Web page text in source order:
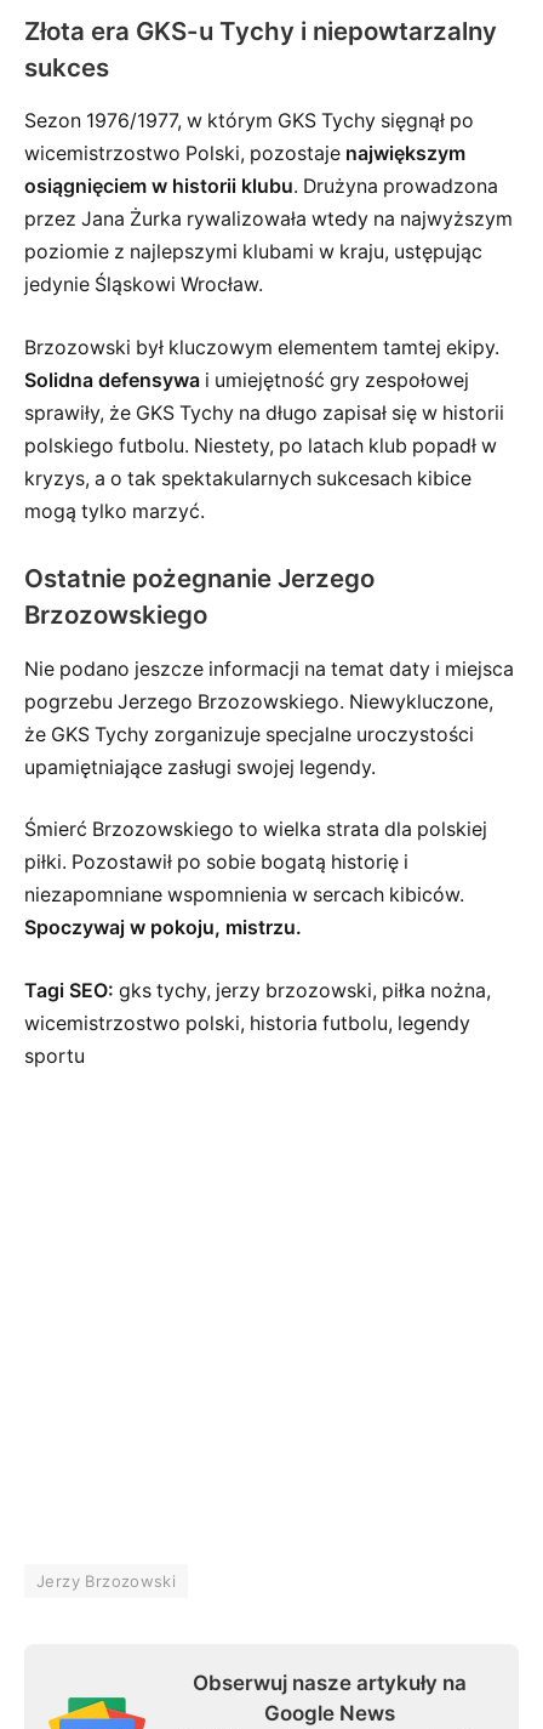
Złota era GKS-u Tychy i niepowtarzalny
sukces
Sezon 1976/1977, w którym GKS Tychy sięgnął po
wicemistrzostwo Polski, pozostaje największym
osiągnięciem w historii klubu. Drużyna prowadzona
przez Jana Żurka rywalizowała wtedy na najwyższym
poziomie z najlepszymi klubami w kraju, ustępując
jedynie Śląskowi Wrocław.
Brzozowski był kluczowym elementem tamtej ekipy.
Solidna defensywa i umiejętność gry zespołowej
sprawiły, że GKS Tychy na długo zapisał się w historii
polskiego futbolu. Niestety, po latach klub popadł w
kryzys, a o tak spektakularnych sukcesach kibice
mogą tylko marzyć.
Ostatnie pożegnanie Jerzego
Brzozowskiego
Nie podano jeszcze informacji na temat daty i miejsca
pogrzebu Jerzego Brzozowskiego. Niewykluczone,
że GKS Tychy zorganizuje specjalne uroczystości
upamiętniające zasługi swojej legendy.
Śmierć Brzozowskiego to wielka strata dla polskiej
piłki. Pozostawił po sobie bogatą historię i
niezapomniane wspomnienia w sercach kibiców.
Spoczywaj w pokoju, mistrzu.
Tagi SEO: gks tychy, jerzy brzozowski, piłka nożna,
wicemistrzostwo polski, historia futbolu, legendy
sportu
Jerzy Brzozowski
Obserwuj nasze artykuły na
Google News